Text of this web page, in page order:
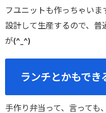
フユニットも作っちゃいま
設計して生産するので、
が(^_^)
ランチとかもでき
手作り弁当って、言っても